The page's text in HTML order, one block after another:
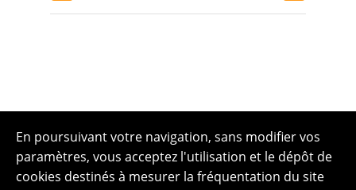
En poursuivant votre navigation, sans modifier vos
paramètres, vous acceptez l'utilisation et le dépôt de
cookies destinés à mesurer la fréquentation du site